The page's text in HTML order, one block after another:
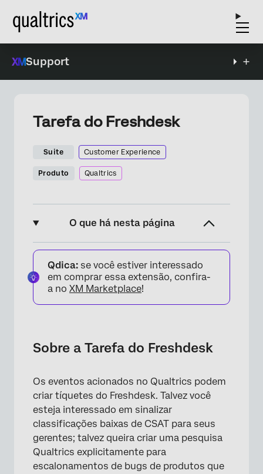
Support
Tarefa do Freshdesk
Suite Customer Experience
Produto Qualtrics
O que há nesta página
Sobre a Tarefa do Freshdesk
Configuração de uma Tarefa do Freshdesk
Criação de um Tíquete do Freshdesk
Qdica: se você estiver interessado
em comprar essa extensão, confira-
a no XM Marketplace!
Sobre a Tarefa do Freshdesk
Os eventos acionados no Qualtrics podem
criar tíquetes do Freshdesk. Talvez você
esteja interessado em sinalizar
classificações baixas de CSAT para seus
gerentes; talvez queira criar uma pesquisa
Qualtrics explicitamente para
escalonamentos de bugs de produtos que